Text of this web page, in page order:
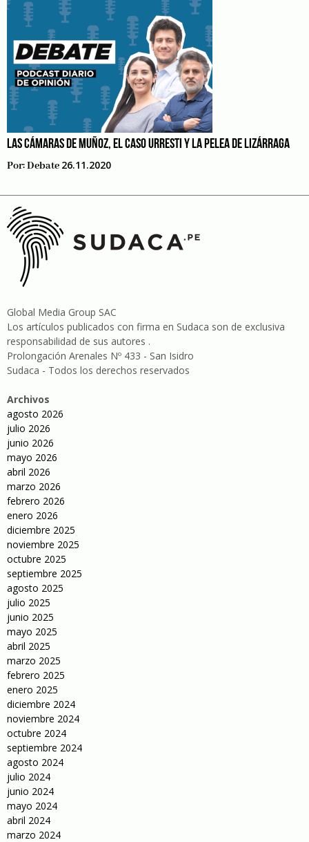
LAS CÁMARAS DE MUÑOZ, EL CASO URRESTI Y LA PELEA DE LIZÁRRAGA
Por:Debate 26.11.2020
Global Media Group SAC
Los artículos publicados con firma en Sudaca son de exclusiva
responsabilidad de sus autores .
Prolongación Arenales Nº 433 - San Isidro
Sudaca - Todos los derechos reservados
Archivos
agosto 2026
julio 2026
junio 2026
mayo 2026
abril 2026
marzo 2026
febrero 2026
enero 2026
diciembre 2025
noviembre 2025
octubre 2025
septiembre 2025
agosto 2025
julio 2025
junio 2025
mayo 2025
abril 2025
marzo 2025
febrero 2025
enero 2025
diciembre 2024
noviembre 2024
octubre 2024
septiembre 2024
agosto 2024
julio 2024
junio 2024
mayo 2024
abril 2024
marzo 2024